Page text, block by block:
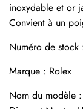
inoxydable et or
Convient à un
Numéro de
Marque : Rolex
Nom du modèle